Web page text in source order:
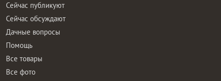
Сейчас публикуют
Сейчас обсуждают
Дачные вопросы
Помощь
Все товары
Все фото